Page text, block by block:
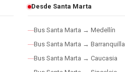
Desde Santa Marta
Bus Santa Marta → Medellín
Bus Santa Marta → Barranquilla
Bus Santa Marta → Caucasia